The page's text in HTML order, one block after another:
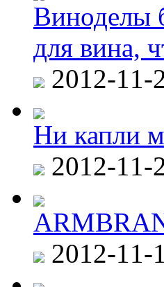
Виноделы
для вина,
2012-11-
Ни капли
2012-11-
2012-11-